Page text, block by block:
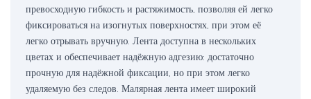
превосходную гибкость и растяжимость, позволяя ей легко
фиксироваться на изогнутых поверхностях, при этом её
легко отрывать вручную. Лента доступна в нескольких
цветах и ​​обеспечивает надёжную адгезию: достаточно
прочную для надёжной фиксации, но при этом легко
удаляемую без следов. Малярная лента имеет широкий